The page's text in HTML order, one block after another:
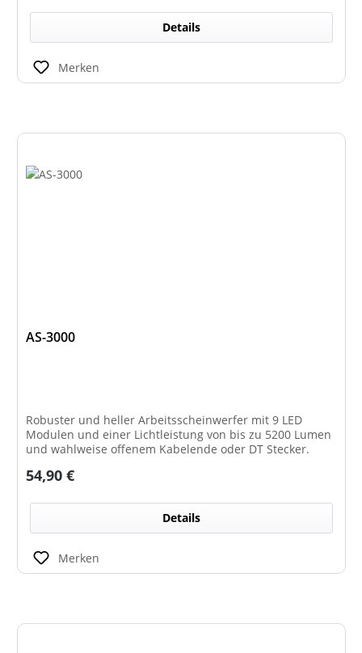
Details
Merken
AS-3000
Robuster und heller Arbeitsscheinwerfer mit 9 LED
Modulen und einer Lichtleistung von bis zu 5200 Lumen
und wahlweise offenem Kabelende oder DT Stecker.
Regulärer Preis:
54,90 €
Details
Merken